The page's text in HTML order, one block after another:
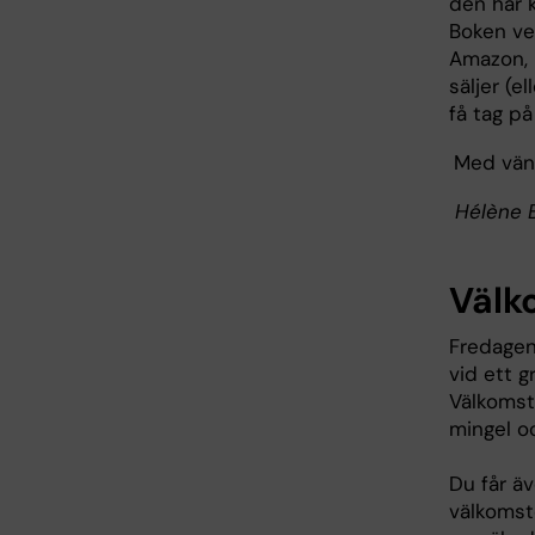
Boken
säljer
få tag
Med
Hélène
vid ett
mingel
Du får